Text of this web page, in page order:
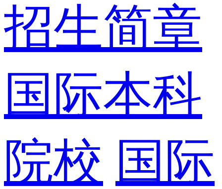
招生简章
国际本科
院校 国际